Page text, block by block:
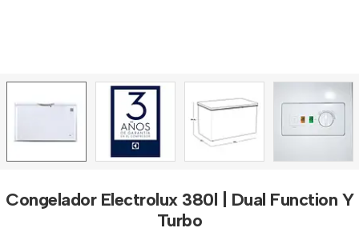
Congelador Electrolux 380l | Dual Function Y
Turbo